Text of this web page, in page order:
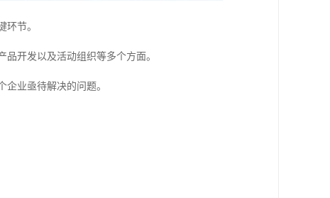
节。
开发以及活动组织等多个方面。
业亟待解决的问题。